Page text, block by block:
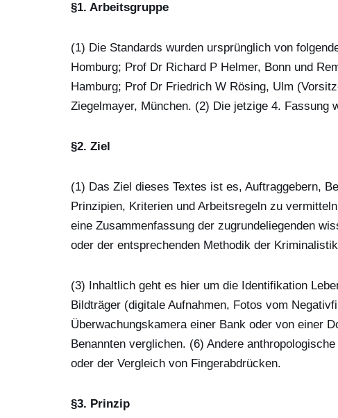
§1. Arbeitsgruppe
(1) Die Standards wurden ursprünglich von
Homburg; Prof Dr Richard P Helmer, Bonn und
Hamburg; Prof Dr Friedrich W Rösing, Ulm
Ziegelmayer, München. (2) Die jetzige 4. Fassung
§2. Ziel
(1) Das Ziel dieses Textes ist es, Auftraggebern,
Prinzipien, Kriterien und Arbeitsregeln zu
eine Zusammenfassung der zugrundeliegenden
oder der entsprechenden Methodik der
(3) Inhaltlich geht es hier um die Identifikation
Bildträger (digitale Aufnahmen, Fotos vom
Überwachungskamera einer Bank oder von einer
Benannten verglichen. (6) Andere
oder der Vergleich von Fingerabdrücken.
§3. Prinzip